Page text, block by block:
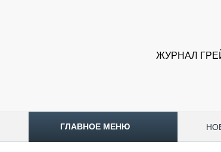
ЖУРНАЛ
ГЛАВНОЕ МЕНЮ